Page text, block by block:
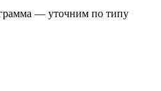
— уточним по типу